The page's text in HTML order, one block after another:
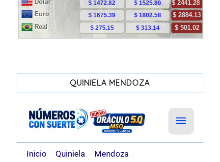
QUINIELA MENDOZA